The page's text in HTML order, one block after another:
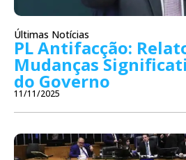
Últimas Notícias
PL Antifacção:
Mudanças
do Governo
11/11/2025